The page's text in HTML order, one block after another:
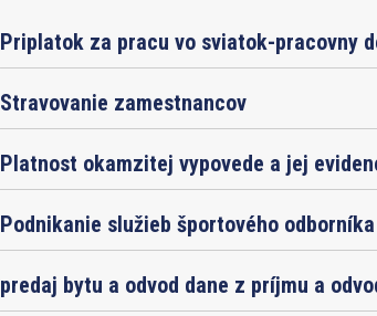
Priplatok za pracu vo sviatok-pracovny
Stravovanie zamestnancov
Platnost okamzitej vypovede a jej
Podnikanie služieb športového
predaj bytu a odvod dane z príjmu a